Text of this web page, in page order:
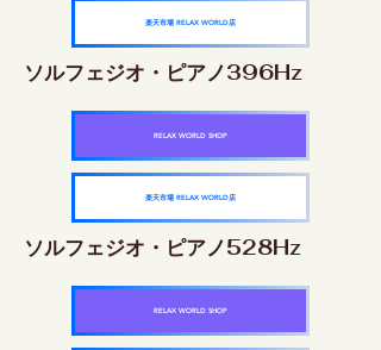
楽天市場 RELAX WORLD店
ソルフェジオ・ピアノ396Hz
RELAX WORLD SHOP
楽天市場 RELAX WORLD店
ソルフェジオ・ピアノ528Hz
RELAX WORLD SHOP